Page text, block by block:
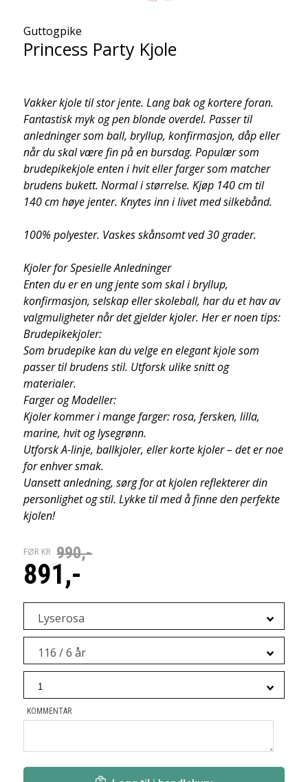
Guttogpike
Princess Party Kjole
Vakker kjole til stor jente. Lang bak og kortere foran.
Fantastisk myk og pen blonde overdel. Passer til
anledninger som ball, bryllup, konfirmasjon, dåp eller
når du skal være fin på en bursdag. Populær som
brudepikekjole enten i hvit eller farger som matcher
brudens bukett. Normal i størrelse. Kjøp 140 cm til
140 cm høye jenter. Knytes inn i livet med silkebånd.
100% polyester. Vaskes skånsomt ved 30 grader.
Kjoler for Spesielle Anledninger
Enten du er en ung jente som skal i bryllup,
konfirmasjon, selskap eller skoleball, har du et hav av
valgmuligheter når det gjelder kjoler. Her er noen tips:
Brudepikekjoler:
Som brudepike kan du velge en elegant kjole som
passer til brudens stil. Utforsk ulike snitt og
materialer.
Farger og Modeller:
Kjoler kommer i mange farger: rosa, fersken, lilla,
marine, hvit og lysegrønn.
Utforsk A-linje, ballkjoler, eller korte kjoler – det er noe
for enhver smak.
Uansett anledning, sørg for at kjolen reflekterer din
personlighet og stil. Lykke til med å finne den perfekte
kjolen!
FØR KR 990,-
891,-
Lyserosa
116 / 6 år
KOMMENTAR